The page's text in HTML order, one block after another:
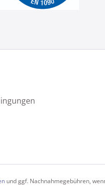
und ggf. Nachnahmegebühren,